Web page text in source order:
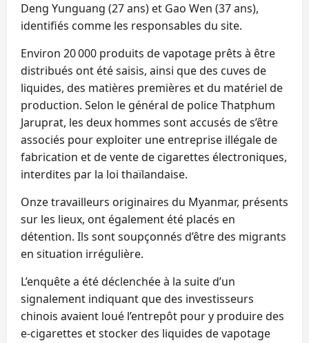
Deng Yunguang (27 ans) et Gao Wen (37 ans),
identifiés comme les responsables du site.
Environ 20 000 produits de vapotage prêts à être
distribués ont été saisis, ainsi que des cuves de
liquides, des matières premières et du matériel de
production. Selon le général de police Thatphum
Jaruprat, les deux hommes sont accusés de s’être
associés pour exploiter une entreprise illégale de
fabrication et de vente de cigarettes électroniques,
interdites par la loi thaïlandaise.
Onze travailleurs originaires du Myanmar, présents
sur les lieux, ont également été placés en
détention. Ils sont soupçonnés d’être des migrants
en situation irrégulière.
L’enquête a été déclenchée à la suite d’un
signalement indiquant que des investisseurs
chinois avaient loué l’entrepôt pour y produire des
e-cigarettes et stocker des liquides de vapotage